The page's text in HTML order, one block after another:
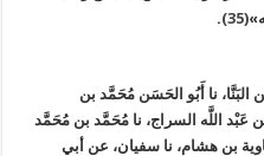
(35)
.
البَنَّا، نا أَبُو الحَسَن مُحَمَّد بن
عَبْد اللَّه السراج، نا مُحَمَّد بن مُحَمَّد
بن هشام، نا سفيان، عن أبي